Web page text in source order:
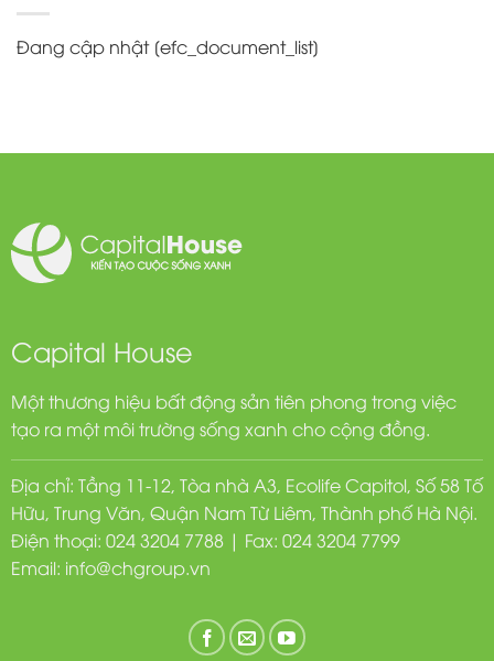
Đang cập nhật [efc_document_list]
Capital House
Một thương hiệu bất động sản tiên phong trong việc
tạo ra một môi trường sống xanh cho cộng đồng.
Địa chỉ: Tầng 11-12, Tòa nhà A3, Ecolife Capitol, Số 58 Tố
Hữu, Trung Văn, Quận Nam Từ Liêm, Thành phố Hà Nội.
Điện thoại: 024 3204 7788 | Fax: 024 3204 7799
Email: info@chgroup.vn